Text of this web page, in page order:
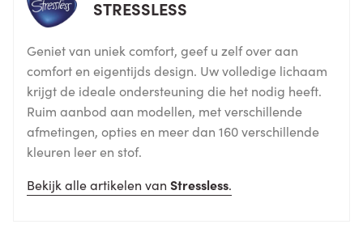
STRESSLESS
Geniet van uniek comfort, geef u zelf over aan
comfort en eigentijds design. Uw volledige lichaam
krijgt de ideale ondersteuning die het nodig heeft.
Ruim aanbod aan modellen, met verschillende
afmetingen, opties en meer dan 160 verschillende
kleuren leer en stof.
Bekijk alle artikelen van Stressless.